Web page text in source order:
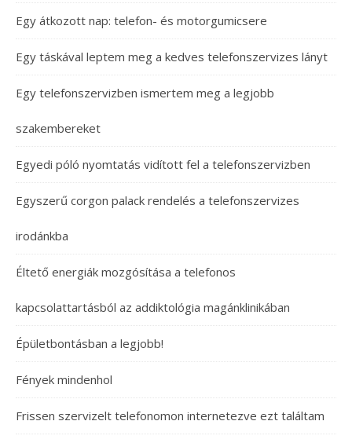
Egy átkozott nap: telefon- és motorgumicsere
Egy táskával leptem meg a kedves telefonszervizes lányt
Egy telefonszervizben ismertem meg a legjobb
szakembereket
Egyedi póló nyomtatás vidított fel a telefonszervizben
Egyszerű corgon palack rendelés a telefonszervizes
irodánkba
Éltető energiák mozgósítása a telefonos
kapcsolattartásból az addiktológia magánklinikában
Épületbontásban a legjobb!
Fények mindenhol
Frissen szervizelt telefonomon internetezve ezt találtam